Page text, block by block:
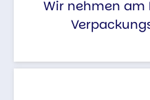
Wir nehmen am